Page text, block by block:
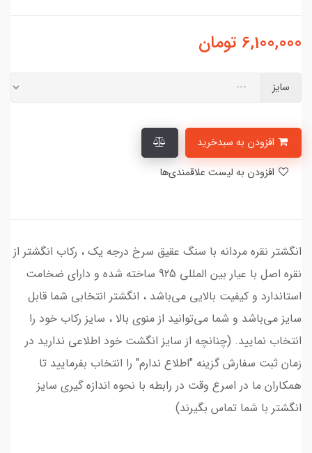
6,100,000 تومان
سایز
انگشتر نقره مردانه با سنگ عقیق سرخ درجه یک ، رکاب انگشتر از
نقره اصل با عیار بین المللی 925 ساخته شده و دارای ضخامت
استاندارد و کیفیت بالایی می‌باشد ، انگشتر انتخابی شما قابل
سایز می‌باشد و شما می‌توانید از منوی بالا ، سایز رکاب خود را
انتخاب نمایید. (چنانچه از سایز انگشت خود اطلاعی ندارید در
زمان ثبت سفارش گزینه "اطلاع ندارم" را انتخاب بفرمایید تا
همکاران ما در اسرع وقت در رابطه با نحوه اندازه گیری سایز
انگشتر با شما تماس بگیرند)